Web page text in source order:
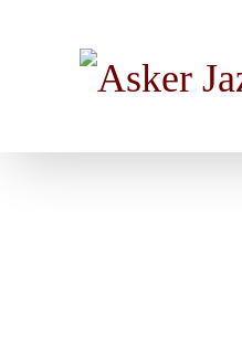
Skip to main content